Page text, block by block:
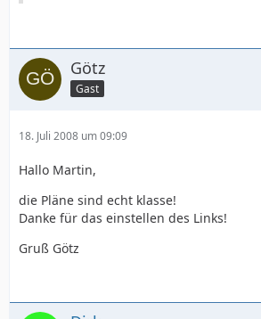
Götz
Gast
18. Juli 2008 um 09:09
Hallo Martin,
die Pläne sind echt klasse!
Danke für das einstellen des Links!
Gruß Götz